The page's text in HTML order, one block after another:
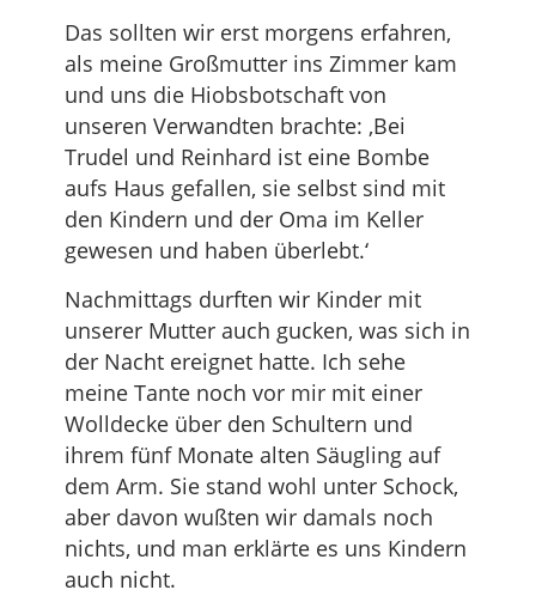
Das sollten wir erst morgens erfahren,
als meine Großmutter ins Zimmer kam
und uns die Hiobsbotschaft von
unseren Verwandten brachte: ‚Bei
Trudel und Reinhard ist eine Bombe
aufs Haus gefallen, sie selbst sind mit
den Kindern und der Oma im Keller
gewesen und haben überlebt.‘
Nachmittags durften wir Kinder mit
unserer Mutter auch gucken, was sich in
der Nacht ereignet hatte. Ich sehe
meine Tante noch vor mir mit einer
Wolldecke über den Schultern und
ihrem fünf Monate alten Säugling auf
dem Arm. Sie stand wohl unter Schock,
aber davon wußten wir damals noch
nichts, und man erklärte es uns Kindern
auch nicht.